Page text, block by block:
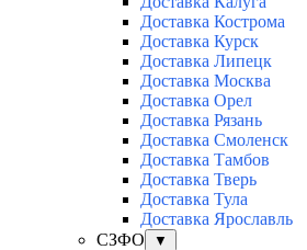
Доставка Кострома
Доставка Курск
Доставка Липецк
Доставка Москва
Доставка Орел
Доставка Рязань
Доставка Смоленск
Доставка Тамбов
Доставка Тверь
Доставка Тула
Доставка Ярославль
СЗФО
▼